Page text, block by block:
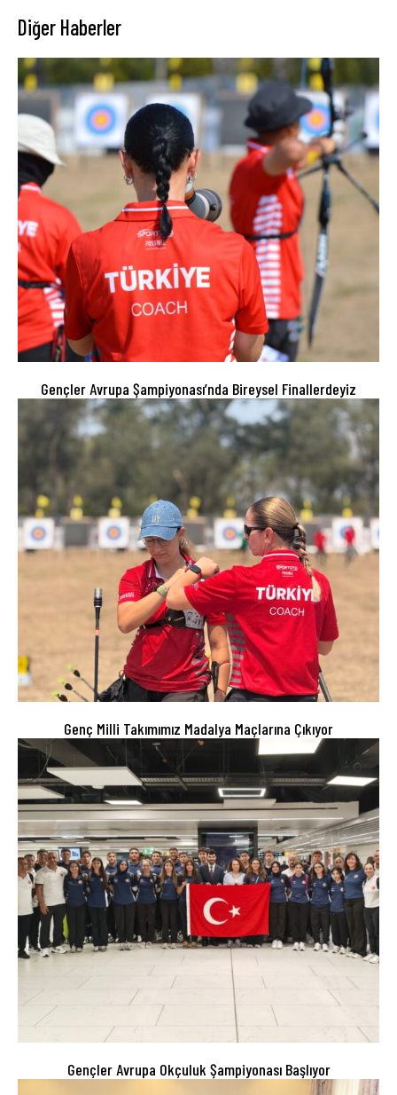
Diğer Haberler
Gençler Avrupa Şampiyonası’nda Bireysel Finallerdeyiz
Genç Milli Takımımız Madalya Maçlarına Çıkıyor
Gençler Avrupa Okçuluk Şampiyonası Başlıyor